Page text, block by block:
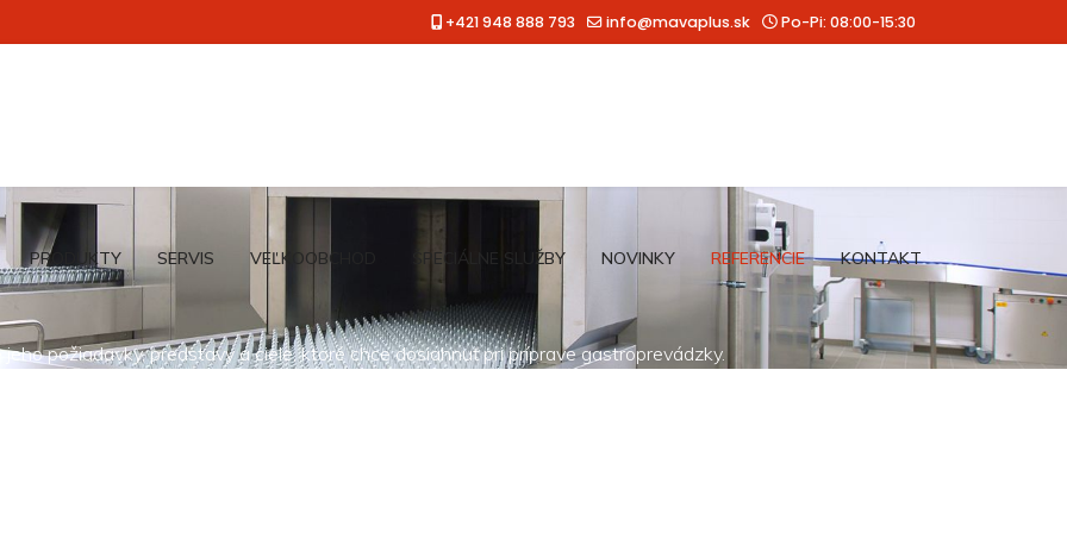
+421 948 888 793 info@mavaplus.sk Po-Pi: 08:00-15:30
PRODUKTY SERVIS VEĽKOOBCHOD ŠPECIÁLNE SLUŽBY NOVINKY REFERENCIE KONTAKT
požiadavky, predstavy a ciele, ktoré chce dosiahnuť pri príprave gastroprevádzky.